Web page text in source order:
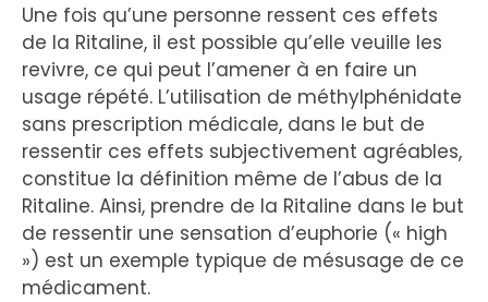
Une fois qu’une personne ressent ces effets
de la Ritaline, il est possible qu’elle veuille les
revivre, ce qui peut l’amener à en faire un
usage répété. L’utilisation de méthylphénidate
sans prescription médicale, dans le but de
ressentir ces effets subjectivement agréables,
constitue la définition même de l’abus de la
Ritaline. Ainsi, prendre de la Ritaline dans le but
de ressentir une sensation d’euphorie (« high
») est un exemple typique de mésusage de ce
médicament.